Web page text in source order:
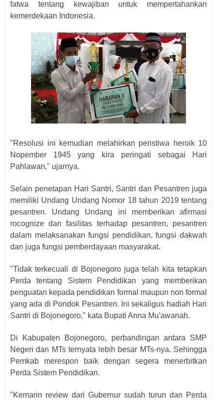
fatwa tentang kewajiban untuk mempertahankan
kemerdekaan Indonesia.
"Resolusi ini kemudian melahirkan peristiwa heroik 10
Nopember 1945 yang kira peringati sebagai Hari
Pahlawan," ujarnya.
Selain penetapan Hari Santri, Santri dan Pesantren juga
memiliki Undang Undang Nomor 18 tahun 2019 tentang
pesantren. Undang Undang ini memberikan afirmasi
rocognize dan fasilitas terhadap pesantren, pesantren
dalam melaksanakan fungsi pendidikan, fungsi dakwah
dan juga fungsi pemberdayaan masyarakat.
"Tidak terkecuali di Bojonegoro juga telah kita tetapkan
Perda tentang Sistem Pendidikan yang memberikan
penguatan kepada pendidikan formal maupun non formal
yang ada di Pondok Pesantren. Ini sekaligus hadiah Hari
Santri di Bojonegoro," kata Bupati Anna Mu'awanah.
Di Kabupaten Bojonegoro, perbandingan antara SMP
Negeri dan MTs ternyata lebih besar MTs-nya. Sehingga
Pemkab merespon baik dengan segera menerbitkan
Perda Sistem Pendidikan.
"Kemarin review dari Gubernur sudah turun dan Perda